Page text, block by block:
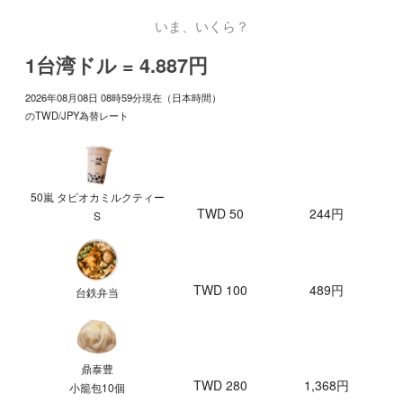
いま、いくら？
1台湾ドル = 4.887円
2026年08月08日 08時59分現在（日本時間）
のTWD/JPY為替レート
50嵐 タピオカミルクティー
S
TWD 50 244円
台鉄弁当 TWD 100 489円
鼎泰豊
小籠包10個
TWD 280 1,368円